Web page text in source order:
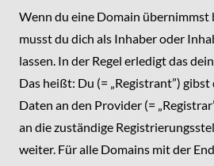
Wenn du eine Domain übernimmst
musst du dich als Inhaber oder
lassen. In der Regel erledigt das
Das heißt: Du (= „Registrant”)
Daten an den Provider (=
an die zuständige
weiter. Für alle Domains mit der